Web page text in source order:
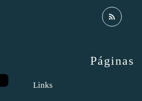
Páginas
Links